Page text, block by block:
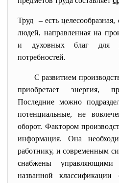
Труд – есть целесообразная,
людей, направленная на
и духовных благ для
потребностей.
С развитием
приобретает энергия,
Последние можно
потенциальные, не
оборот. Фактором
информация. Она
работнику, и современным
снабжены управляющими
названной классификации